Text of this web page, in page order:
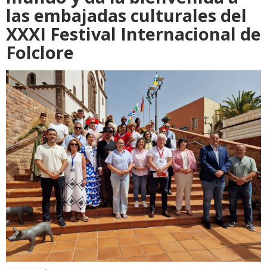
las embajadas culturales del
XXXI Festival Internacional de
Folclore